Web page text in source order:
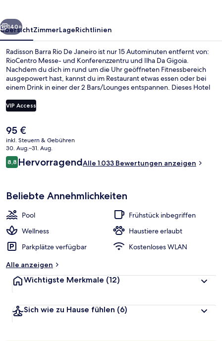
Weiter
140+
ÜbersichtZimmerLageRichtlinien
Radisson Barra Rio De Janeiro ist nur 15 Autominuten entfernt von:
RioCentro Messe- und Konferenzzentru und Ilha Da Gigoia.
Nachdem du dich im rund um die Uhr geöffneten Fitnessbereich
ausgepowert hast, kannst du im Restaurant etwas essen oder bei
einem Drink in einer der 2 Bars/Lounges entspannen. Dieses Hotel
eine Poolbar sowie ein Kinderbecken. Anderen Reisenden gefallen
das hilfsbereite Personal und der allgemeine Zustand.
VIP Access
Der
aktuelle
Preis
beträgt
95 €.
95 €
inkl. Steuern & Gebühren
30. Aug.–31. Aug.
Bewertungen
8,88,8 von 10.
HervorragendAlle 1.033 Bewertungen anzeigen
Beliebte Annehmlichkeiten
Pool
Frühstück inbegriffen
Wellness
Haustiere erlaubt
Parkplätze verfügbar
Kostenloses WLAN
Alle anzeigen
Wichtigste Merkmale (12)
Sich wie zu Hause fühlen (6)